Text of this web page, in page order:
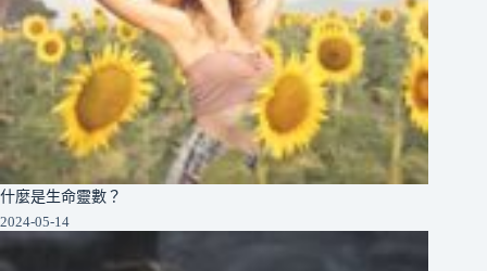
什麼是生命靈數？
2024-05-14